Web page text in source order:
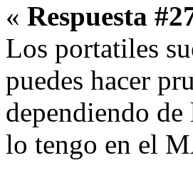
« Respuesta
Los portatiles
puedes hacer
dependiendo
lo tengo en el